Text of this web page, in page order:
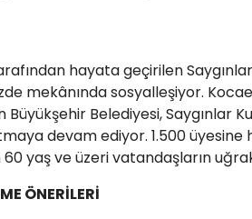
hayata geçirilen
mekânında sosyalleşiyor.
Belediyesi, Saygınlar
devam ediyor. 1.500 üyesine
yaş ve üzeri vatandaşların
ÖNERİLERİ